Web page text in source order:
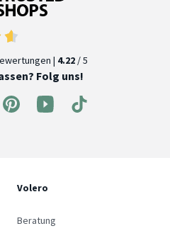
| 4.22 / 5
Folg uns!
Volero
Beratung